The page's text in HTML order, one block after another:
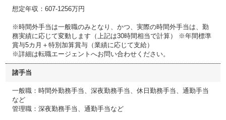
想定年収：607-1256万円
※時間外手当は一般職のみとなり、かつ、実際の時間外手当は、勤
務実績に応じて変動します（上記は30時間相当で計算） ※年間標準
賞与5カ月＋特別加算賞与（業績に応じて支給）
※詳細は転職エージェントへお問い合わせください。
諸手当
一般職：時間外勤務手当、深夜勤務手当、休日勤務手当、通勤手当
など
管理職：深夜勤務手当、通勤手当など